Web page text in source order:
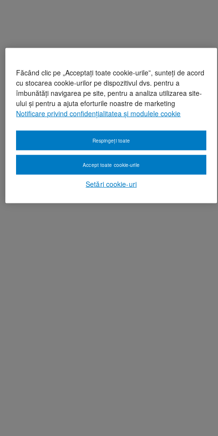
Făcând clic pe „Acceptați toate cookie-urile”, sunteți de acord
cu stocarea cookie-urilor pe dispozitivul dvs. pentru a
îmbunătăți navigarea pe site, pentru a analiza utilizarea site-
ului și pentru a ajuta eforturile noastre de marketing
Notificare privind confidențialitatea și modulele cookie
Setări cookie-uri
Respingeți toate
Accept toate cookie-urile